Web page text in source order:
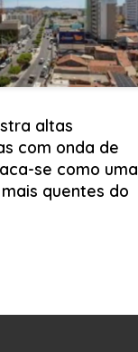
altas
com onda de
se como uma
quentes do